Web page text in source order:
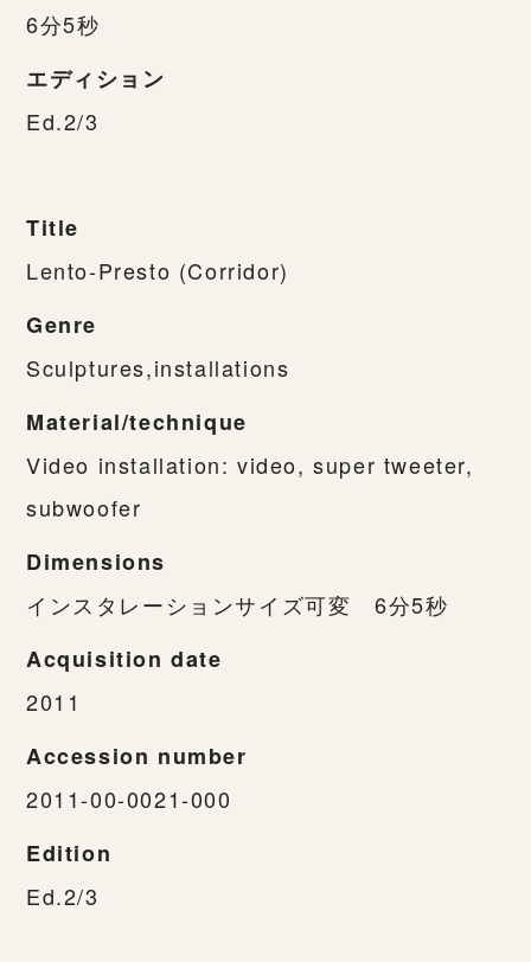
6分5秒
エディション
Ed.2/3
Title
Lento-Presto (Corridor)
Genre
Sculptures,installations
Material/technique
Video installation: video, super tweeter,
subwoofer
Dimensions
インスタレーションサイズ可変 6分5秒
Acquisition date
2011
Accession number
2011-00-0021-000
Edition
Ed.2/3